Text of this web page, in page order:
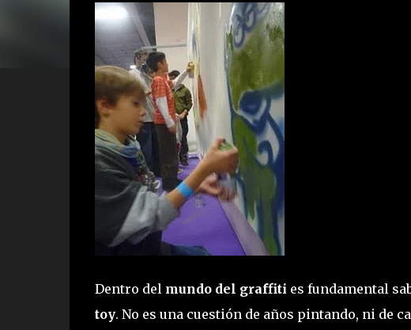
Dentro del mundo del graffiti es fundamental
toy. No es una cuestión de años pintando, ni de